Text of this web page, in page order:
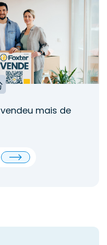
mais de